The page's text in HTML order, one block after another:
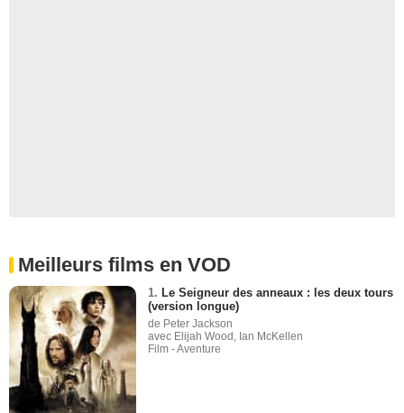
Meilleurs films en VOD
1. Le Seigneur des anneaux : les deux tours
(version longue)
de Peter Jackson
avec Elijah Wood, Ian McKellen
Film - Aventure